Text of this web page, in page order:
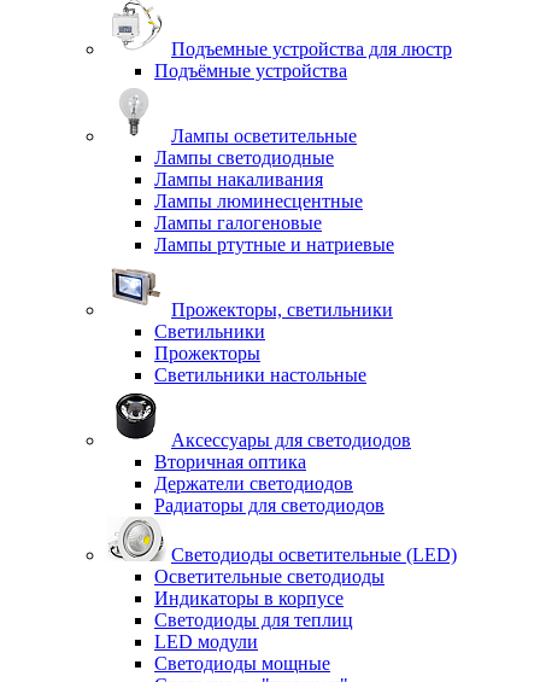
Подъемные устройства для люстр
Подъёмные устройства
Лампы осветительные
Лампы светодиодные
Лампы накаливания
Лампы люминесцентные
Лампы галогеновые
Лампы ртутные и натриевые
Прожекторы, светильники
Светильники
Прожекторы
Светильники настольные
Аксессуары для светодиодов
Вторичная оптика
Держатели светодиодов
Радиаторы для светодиодов
Светодиоды осветительные (LED)
Осветительные светодиоды
Индикаторы в корпусе
Светодиоды для теплиц
LED модули
Светодиоды мощные